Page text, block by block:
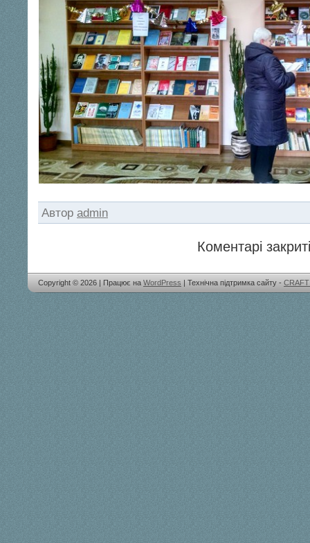
Автор admin
Коментарі
Copyright © 2026 | Працює на WordPress | Технічна підтримка сайту -